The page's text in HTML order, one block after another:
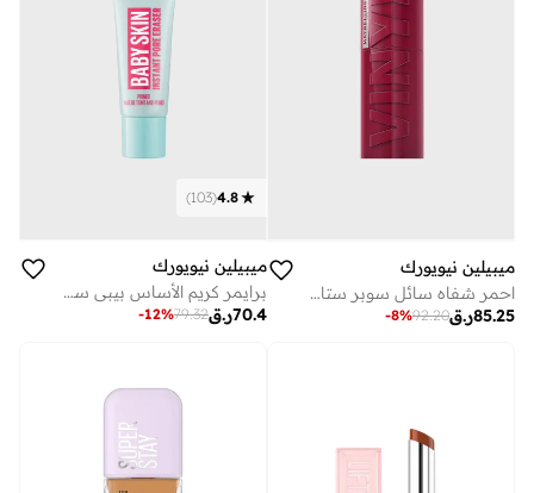
ميبيلين نيويورك
احمر شفاه سائل سوبر ستاي فينيل اينك - 30 انرايفلد
ر.ق85.25
92.20
-8%
4.8
(
103
)
ميبيلين نيويورك
برايمر كريم الأساس بيبي سكن لاخفاء المسام
ر.ق70.4
79.32
-12%